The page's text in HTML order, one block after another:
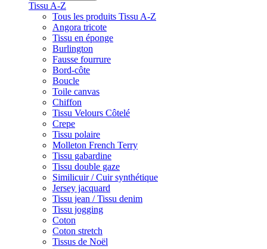
Tissu A-Z
Tous les produits Tissu A-Z
Angora tricote
Tissu en éponge
Burlington
Fausse fourrure
Bord-côte
Boucle
Toile canvas
Chiffon
Tissu Velours Côtelé
Crepe
Tissu polaire
Molleton French Terry
Tissu gabardine
Tissu double gaze
Similicuir / Cuir synthétique
Jersey jacquard
Tissu jean / Tissu denim
Tissu jogging
Coton
Coton stretch
Tissus de Noël